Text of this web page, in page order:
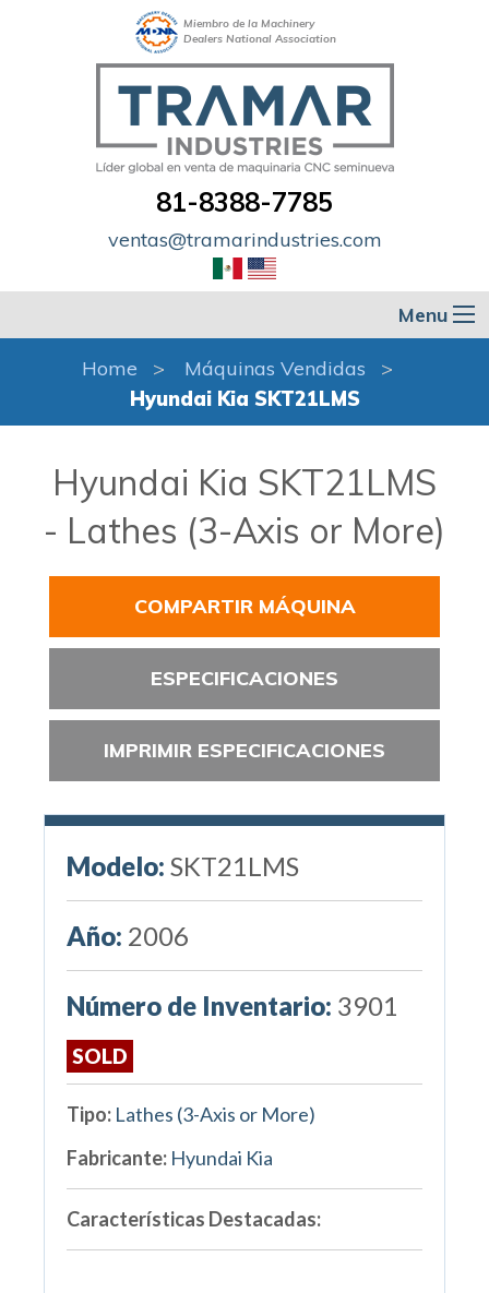
Miembro de la Machinery
Dealers National Association
81-8388-7785
ventas@tramarindustries.com
Menu
Home
Máquinas Vendidas
Hyundai Kia SKT21LMS
Hyundai Kia SKT21LMS
- Lathes (3-Axis or More)
COMPARTIR MÁQUINA
ESPECIFICACIONES
IMPRIMIR ESPECIFICACIONES
Modelo: SKT21LMS
Año: 2006
Número de Inventario: 3901
SOLD
Tipo: Lathes (3-Axis or More)
Fabricante: Hyundai Kia
Características Destacadas: